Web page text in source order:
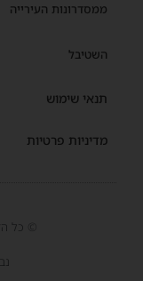
ממסדרונות העירייה
השטיבל
תנאי שימוש
מדיניות פרטיות
© כל